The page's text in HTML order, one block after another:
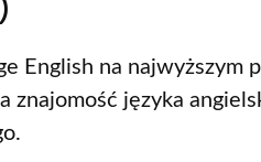
English na najwyższym
znajomość języka